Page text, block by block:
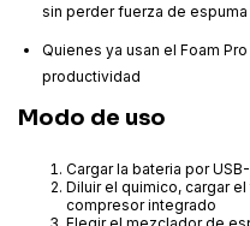
sin perder fuerza de espuma
Quienes ya usan el Foam
productividad
Modo de uso
Cargar la bateria por
Diluir el quimico, cargar
compresor integrado